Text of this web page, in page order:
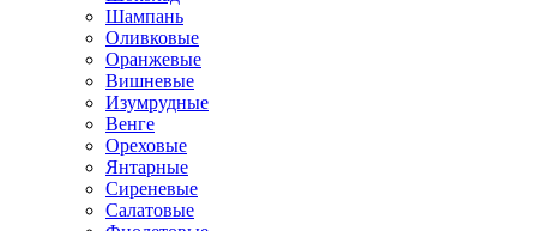
Шампань
Оливковые
Оранжевые
Вишневые
Изумрудные
Венге
Ореховые
Янтарные
Сиреневые
Салатовые